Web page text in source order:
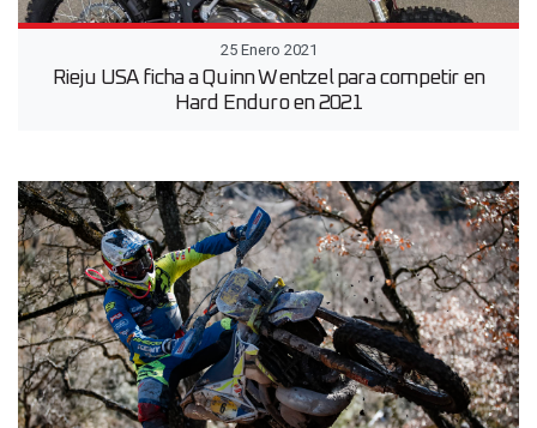
25 Enero 2021
Rieju USA ficha a Quinn Wentzel para competir en
Hard Enduro en 2021